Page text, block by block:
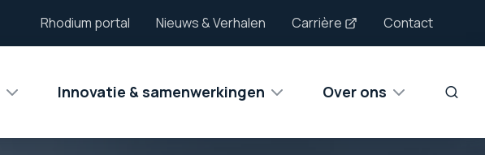
Rhodium portal Nieuws & Verhalen Carrière Contact
Innovatie & samenwerkingen Over ons